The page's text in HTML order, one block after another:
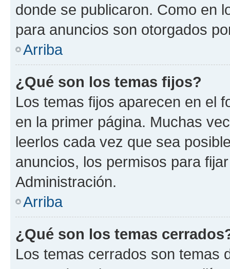
donde se publicaron. Como en
para anuncios son otorgados
Arriba
¿Qué son los temas fijos?
Los temas fijos aparecen en el
en la primer página. Muchas
leerlos cada vez que sea
anuncios, los permisos para
Administración.
Arriba
¿Qué son los temas
Los temas cerrados son temas